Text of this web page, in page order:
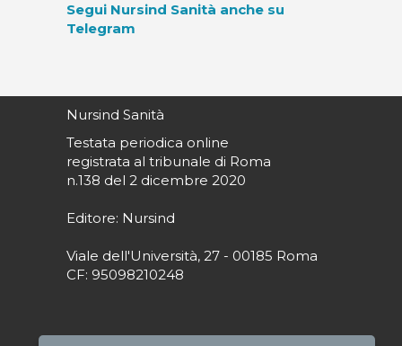
Segui Nursind Sanità anche su
Telegram
Nursind Sanità
Testata periodica online
registrata al tribunale di Roma
n.138 del 2 dicembre 2020
Editore: Nursind
Viale dell'Università, 27 - 00185 Roma
CF: 95098210248